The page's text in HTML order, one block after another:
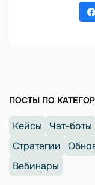
ПОСТЫ ПО
Кейсы Чат-боты
Стратегии
Вебинары